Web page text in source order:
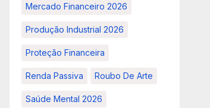
Mercado Financeiro 2026
Produção Industrial 2026
Proteção Financeira
Renda Passiva Roubo De Arte
Saúde Mental 2026